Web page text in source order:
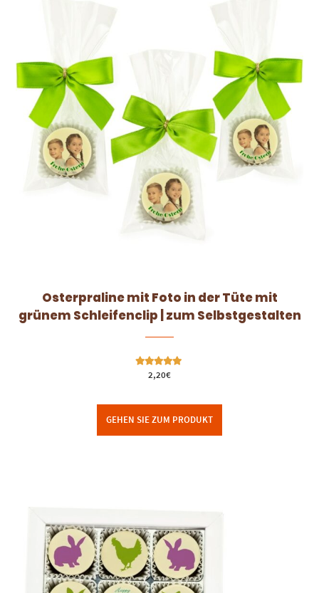
Osterpraline mit Foto in der Tüte mit
grünem Schleifenclip | zum Selbstgestalten
Bewertet mit
5.00
2,20€
GEHEN SIE ZUM PRODUKT